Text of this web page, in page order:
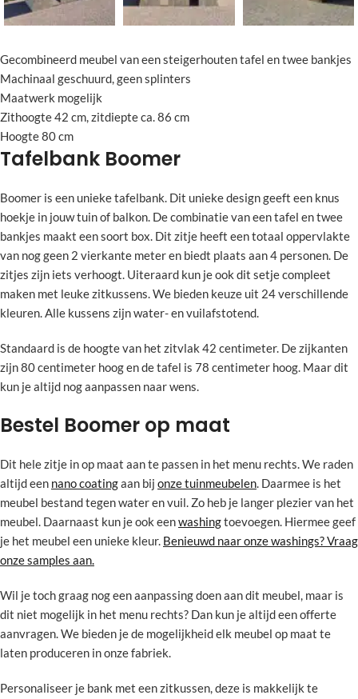
Gecombineerd meubel van een steigerhouten tafel en twee bankjes
Machinaal geschuurd, geen splinters
Maatwerk mogelijk
Zithoogte 42 cm, zitdiepte ca. 86 cm
Hoogte 80 cm
Tafelbank Boomer
Boomer is een unieke tafelbank. Dit unieke design geeft een knus
hoekje in jouw tuin of balkon. De combinatie van een tafel en twee
bankjes maakt een soort box. Dit zitje heeft een totaal oppervlakte
van nog geen 2 vierkante meter en biedt plaats aan 4 personen. De
zitjes zijn iets verhoogt. Uiteraard kun je ook dit setje compleet
maken met leuke zitkussens. We bieden keuze uit 24 verschillende
kleuren. Alle kussens zijn water- en vuilafstotend.
Standaard is de hoogte van het zitvlak 42 centimeter. De zijkanten
zijn 80 centimeter hoog en de tafel is 78 centimeter hoog. Maar dit
kun je altijd nog aanpassen naar wens.
Bestel Boomer op maat
Dit hele zitje in op maat aan te passen in het menu rechts. We raden
altijd een nano coatingaan bij onze tuinmeubelen. Daarmee is het
meubel bestand tegen water en vuil. Zo heb je langer plezier van het
meubel. Daarnaast kun je ook eenwashingtoevoegen. Hiermee geef
je het meubel een unieke kleur. Benieuwd naar onze washings? Vraag
onze samples aan.
Wil je toch graag nog een aanpassing doen aan dit meubel, maar is
dit niet mogelijk in het menu rechts? Dan kun je altijd een offerte
aanvragen. We bieden je de mogelijkheid elk meubel op maat te
laten produceren in onze fabriek.
Personaliseer je bank met een zitkussen, deze is makkelijk te